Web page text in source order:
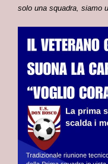
solo una squadra, siamo